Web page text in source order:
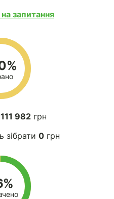
на запитання
111 982 грн
зібрати 0грн